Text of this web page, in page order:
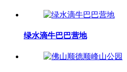
绿水滴牛巴巴营地